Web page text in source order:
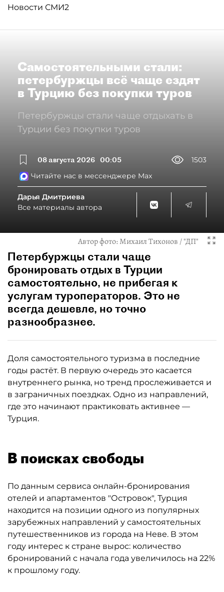
Новости СМИ2
Самостоятельными стали:
петербуржцы всё чаще ездят
в Турцию без покупки туров
Петербуржцы стали чаще отдыхать в
Турции без покупки туров
08 августа 2026 00:05
1503
Читайте нас в мессенджере Max
Дарья Дмитриева
Все материалы автора
Автор фото:Михаил Тихонов / "ДП"
Петербуржцы стали чаще
бронировать отдых в Турции
самостоятельно, не прибегая к
услугам туроператоров. Это не
всегда дешевле, но точно
разнообразнее.
Доля самостоятельного туризма в последние
годы растёт. В первую очередь это касается
внутреннего рынка, но тренд прослеживается и
в заграничных поездках. Одно из направлений,
где это начинают практиковать активнее —
Турция.
В поисках свободы
По данным сервиса онлайн-бронирования
отелей и апартаментов "Островок", Турция
находится на позиции одного из популярных
зарубежных направлений у самостоятельных
путешественников из города на Неве. В этом
году интерес к стране вырос: количество
бронирований с начала года увеличилось на 22%
к прошлому году.